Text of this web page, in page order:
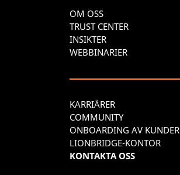
OM OSS
TRUST CENTER
INSIKTER
WEBBINARIER
KARRIÄRER
COMMUNITY
ONBOARDING AV KUNDER
LIONBRIDGE-KONTOR
KONTAKTA OSS